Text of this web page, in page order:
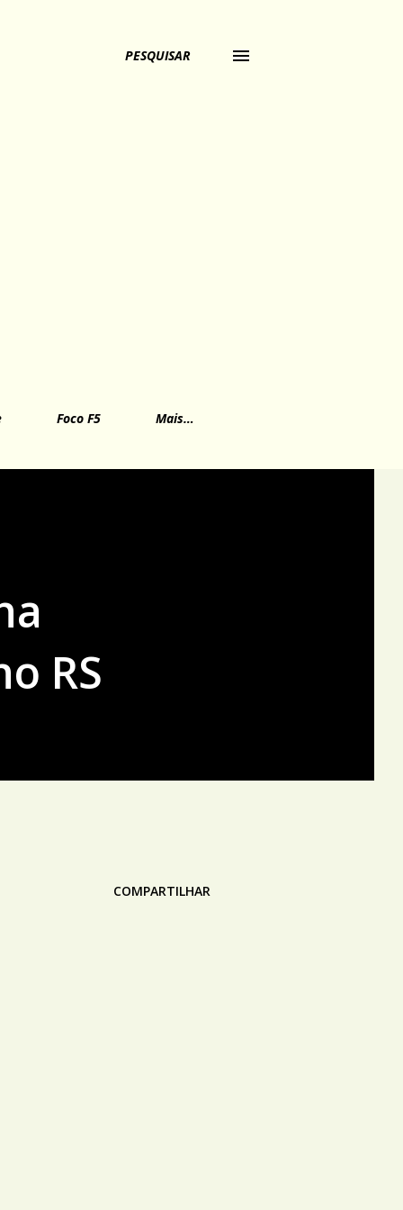
PESQUISAR
Foco F5 Mais…
RS
COMPARTILHAR